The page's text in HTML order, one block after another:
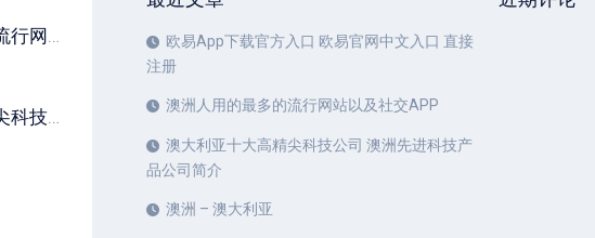
澳洲人用的最多的流行网站以及社交APP
澳大利亚十大高精尖科技公司 澳洲先进科技产品公司简介
欧易App下载官方入口 欧易官网中文入口 直接
注册
澳洲人用的最多的流行网站以及社交APP
澳大利亚十大高精尖科技公司 澳洲先进科技产
品公司简介
澳洲 – 澳大利亚